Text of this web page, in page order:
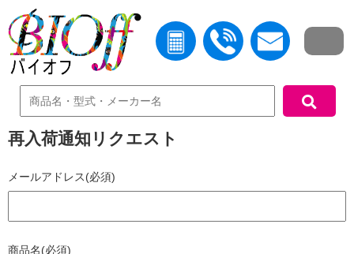
中古機器検索
再入荷通知リクエスト
メールアドレス(必須)
商品名(必須)